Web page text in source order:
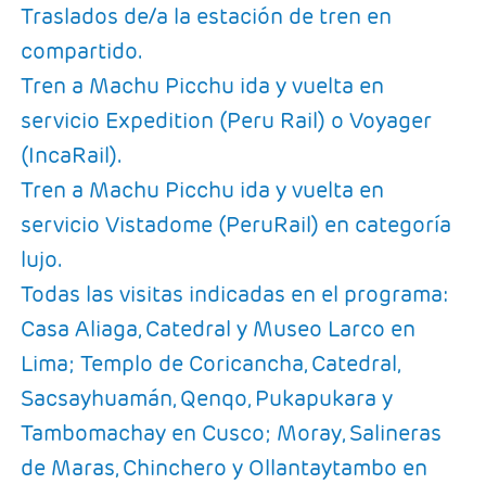
Traslados de/a la estación de tren en
compartido.
Tren a Machu Picchu ida y vuelta en
servicio Expedition (Peru Rail) o Voyager
(IncaRail).
Tren a Machu Picchu ida y vuelta en
servicio Vistadome (PeruRail) en categoría
lujo.
Todas las visitas indicadas en el programa:
Casa Aliaga, Catedral y Museo Larco en
Lima; Templo de Coricancha, Catedral,
Sacsayhuamán, Qenqo, Pukapukara y
Tambomachay en Cusco; Moray, Salineras
de Maras, Chinchero y Ollantaytambo en